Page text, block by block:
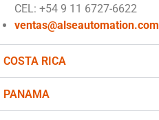
CEL: +54 9 11 6727-6622
ventas@alseautomation.com
COSTA RICA
PANAMA